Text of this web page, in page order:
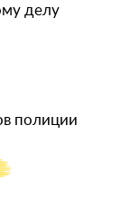
делу
полиции